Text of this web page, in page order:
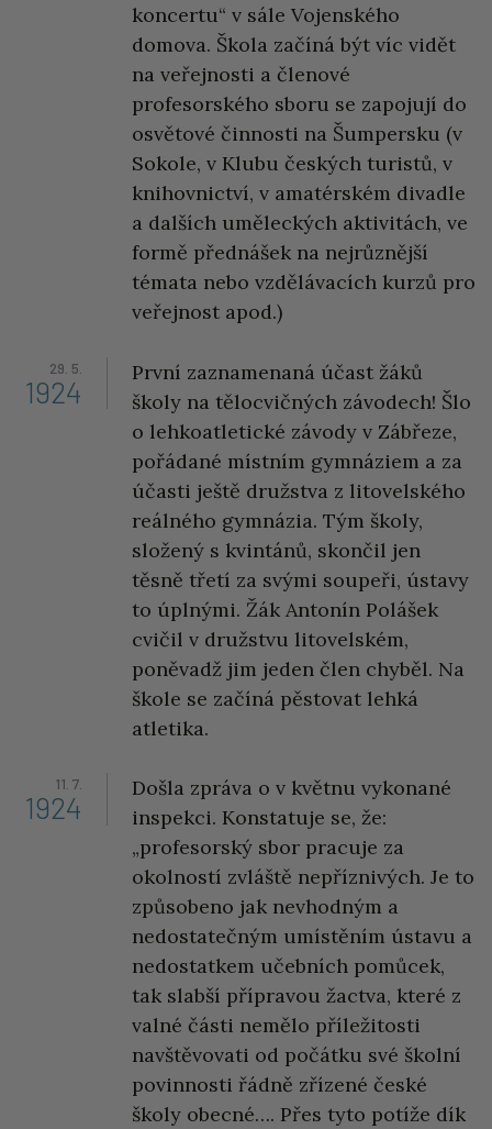
koncertu“ v sále Vojenského
domova. Škola začíná být víc vidět
na veřejnosti a členové
profesorského sboru se zapojují do
osvětové činnosti na Šumpersku (v
Sokole, v Klubu českých turistů, v
knihovnictví, v amatérském divadle
a dalších uměleckých aktivitách, ve
formě přednášek na nejrůznější
témata nebo vzdělávacích kurzů pro
veřejnost apod.)
29. 5.
1924
První zaznamenaná účast žáků
školy na tělocvičných závodech! Šlo
o lehkoatletické závody v Zábřeze,
pořádané místním gymnáziem a za
účasti ještě družstva z litovelského
reálného gymnázia. Tým školy,
složený s kvintánů, skončil jen
těsně třetí za svými soupeři, ústavy
to úplnými. Žák Antonín Polášek
cvičil v družstvu litovelském,
poněvadž jim jeden člen chyběl. Na
škole se začíná pěstovat lehká
atletika.
11. 7.
1924
Došla zpráva o v květnu vykonané
inspekci. Konstatuje se, že:
„profesorský sbor pracuje za
okolností zvláště nepříznivých. Je to
způsobeno jak nevhodným a
nedostatečným umístěním ústavu a
nedostatkem učebních pomůcek,
tak slabší přípravou žactva, které z
valné části nemělo příležitosti
navštěvovati od počátku své školní
povinnosti řádně zřízené české
školy obecné…. Přes tyto potíže dík